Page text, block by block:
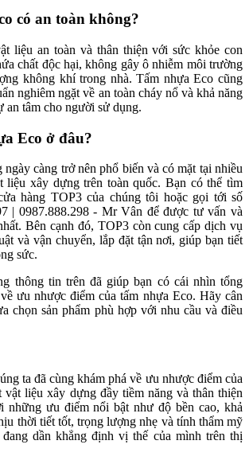
có an toàn không?
liệu an toàn và thân thiện với sức khỏe con
chất độc hại, không gây ô nhiễm môi trường
không khí trong nhà. Tấm nhựa Eco cũng
nghiêm ngặt về an toàn cháy nổ và khả năng
an tâm cho người sử dụng.
Eco ở đâu?
ngày càng trở nên phổ biến và có mặt tại nhiều
liệu xây dựng trên toàn quốc. Bạn có thể tìm
hàng TOP3 của chúng tôi hoặc gọi tới số
| 0987.888.298 - Mr Vân để được tư vấn và
Bên cạnh đó, TOP3 còn cung cấp dịch vụ
và vận chuyển, lắp đặt tận nơi, giúp bạn tiết
sức.
thông tin trên đã giúp bạn có cái nhìn tổng
ưu nhược điểm của tấm nhựa Eco. Hãy cân
chọn sản phẩm phù hợp với nhu cầu và điều
ta đã cùng khám phá về ưu nhược điểm của
vật liệu xây dựng đầy tiềm năng và thân thiện
những ưu điểm nổi bật như độ bền cao, khả
thời tiết tốt, trọng lượng nhẹ và tính thẩm mỹ
dần khẳng định vị thế của mình trên thị